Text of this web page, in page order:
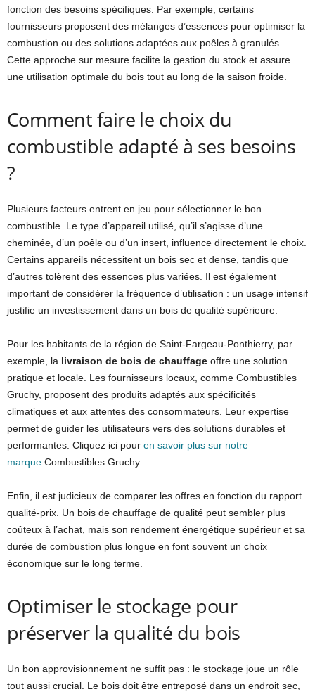
fonction des besoins spécifiques. Par exemple, certains
fournisseurs proposent des mélanges d’essences pour optimiser la
combustion ou des solutions adaptées aux poêles à granulés.
Cette approche sur mesure facilite la gestion du stock et assure
une utilisation optimale du bois tout au long de la saison froide.
Comment faire le choix du
combustible adapté à ses besoins
?
Plusieurs facteurs entrent en jeu pour sélectionner le bon
combustible. Le type d’appareil utilisé, qu’il s’agisse d’une
cheminée, d’un poêle ou d’un insert, influence directement le choix.
Certains appareils nécessitent un bois sec et dense, tandis que
d’autres tolèrent des essences plus variées. Il est également
important de considérer la fréquence d’utilisation : un usage intensif
justifie un investissement dans un bois de qualité supérieure.
Pour les habitants de la région de Saint-Fargeau-Ponthierry, par
exemple, la livraison de bois de chauffage offre une solution
pratique et locale. Les fournisseurs locaux, comme Combustibles
Gruchy, proposent des produits adaptés aux spécificités
climatiques et aux attentes des consommateurs. Leur expertise
permet de guider les utilisateurs vers des solutions durables et
performantes. Cliquez ici pour en savoir plus sur notre
marque Combustibles Gruchy.
Enfin, il est judicieux de comparer les offres en fonction du rapport
qualité-prix. Un bois de chauffage de qualité peut sembler plus
coûteux à l’achat, mais son rendement énergétique supérieur et sa
durée de combustion plus longue en font souvent un choix
économique sur le long terme.
Optimiser le stockage pour
préserver la qualité du bois
Un bon approvisionnement ne suffit pas : le stockage joue un rôle
tout aussi crucial. Le bois doit être entreposé dans un endroit sec,